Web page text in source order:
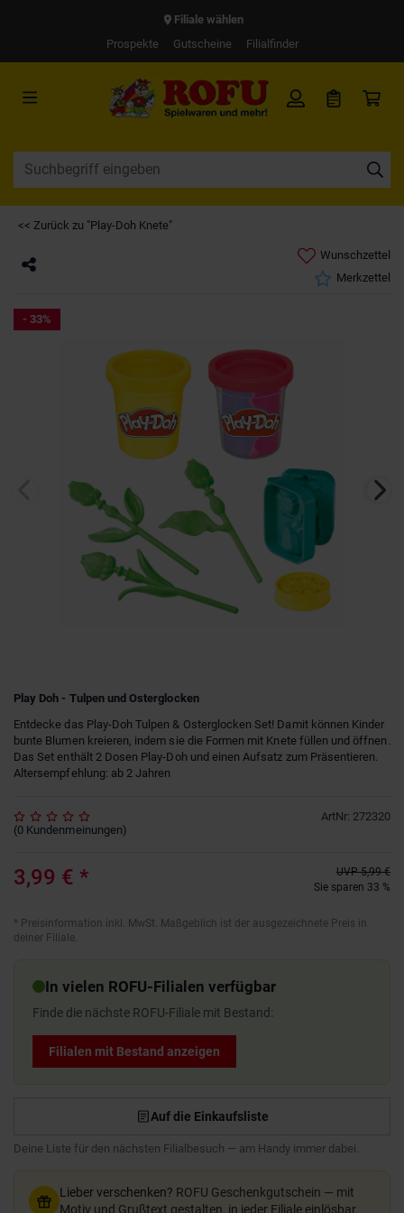
Filiale wählen
Prospekte
Gutscheine Filialfinder
<< Zurück zu "Play-Doh Knete"
Wunschzettel
Merkzettel
- 33%
Play Doh - Tulpen und Osterglocken
Entdecke das Play-Doh Tulpen & Osterglocken Set! Damit können Kinder
bunte Blumen kreieren, indem sie die Formen mit Knete füllen und öffnen.
Das Set enthält 2 Dosen Play-Doh und einen Aufsatz zum Präsentieren.
Altersempfehlung: ab 2 Jahren
ArtNr: 272320
(0 Kundenmeinungen)
3,99 € * UVP 5,99 €
Sie sparen 33 %
* Preisinformation inkl. MwSt. Maßgeblich ist der ausgezeichnete Preis in
deiner Filiale.
In vielen ROFU-Filialen verfügbar
Finde die nächste ROFU-Filiale mit Bestand:
Filialen mit Bestand anzeigen
Auf die Einkaufsliste
Deine Liste für den nächsten Filialbesuch — am Handy immer dabei.
Lieber verschenken? ROFU Geschenkgutschein — mit
Motiv und Grußtext gestalten, in jeder Filiale einlösbar.